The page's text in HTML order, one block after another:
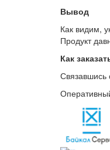
Вывод
Как видим,
Продукт
Как
Связавшись